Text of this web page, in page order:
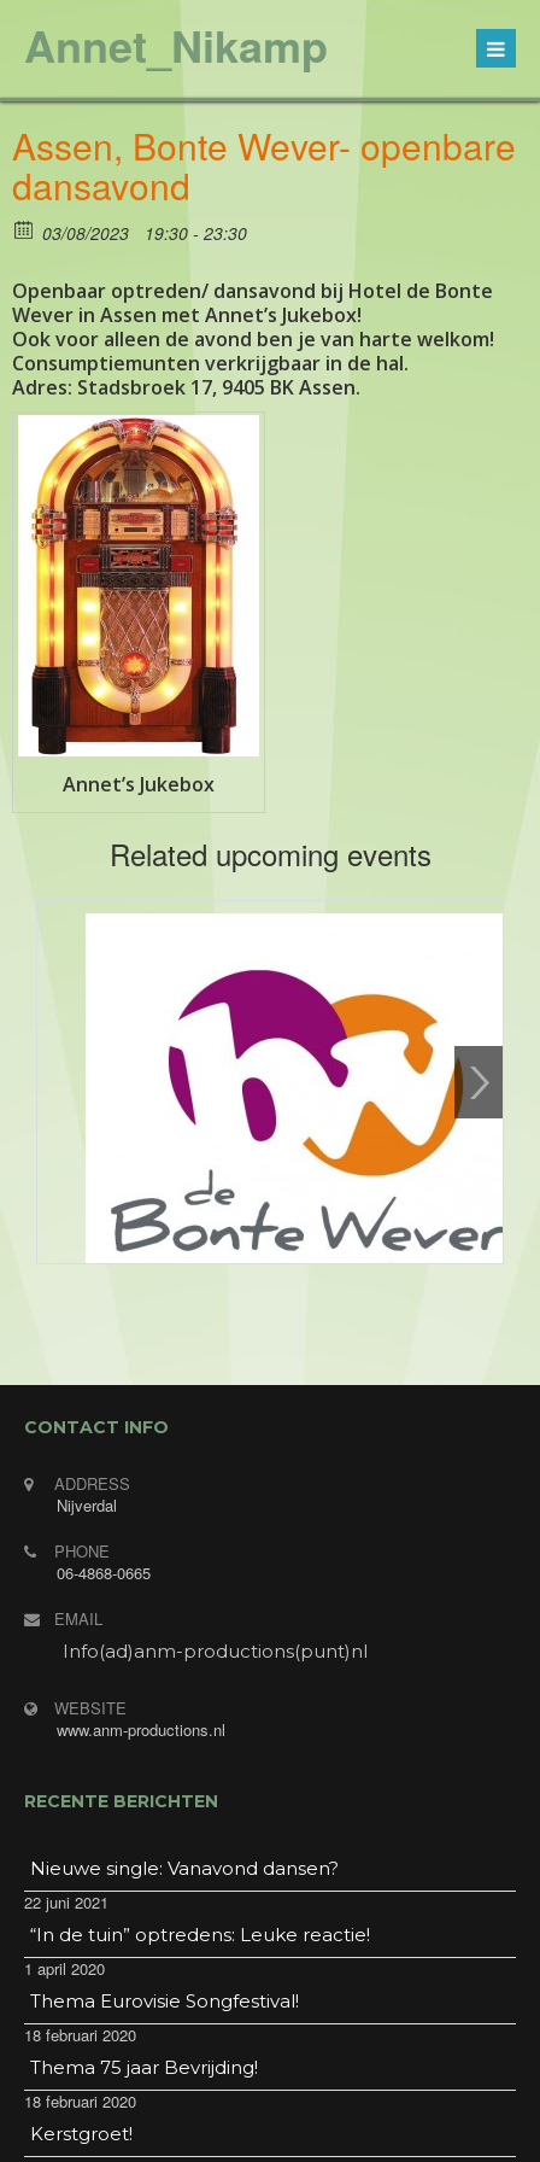
Annet_Nikamp
Assen, Bonte Wever- openbare
dansavond
03/08/2023 19:30 - 23:30
Openbaar optreden/ dansavond bij Hotel de Bonte
Wever in Assen met Annet’s Jukebox!
Ook voor alleen de avond ben je van harte welkom!
Consumptiemunten verkrijgbaar in de hal.
Adres: Stadsbroek 17, 9405 BK Assen.
Annet’s Jukebox
Related upcoming events
Assen, Bonte Wever
09/08/2026 19:30 - 09/08/2026
23:30
Openbaar optreden. Muziek/ dansavond bij Hotel
de Bonte Wever in Assen met Annet's Jukebox! De
daar zoek ik de mooiste liedjes uit om te zingen.
Ook voor alleen deze avond ben je van harte
niet- hotelgasten verkrijgbaar in de hal.
Adres: Stadsbroek 17, 9405 BK Assen.
CONTACT INFO
ADDRESS
Nijverdal
PHONE
06-4868-0665
EMAIL
Info(ad)anm-productions(punt)nl
WEBSITE
www.anm-productions.nl
RECENTE BERICHTEN
Nieuwe single: Vanavond dansen?
22 juni 2021
“In de tuin” optredens: Leuke reactie!
1 april 2020
Thema Eurovisie Songfestival!
18 februari 2020
Thema 75 jaar Bevrijding!
18 februari 2020
Kerstgroet!